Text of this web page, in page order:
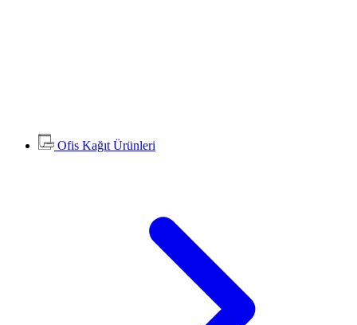
Ofis Kağıt Ürünleri